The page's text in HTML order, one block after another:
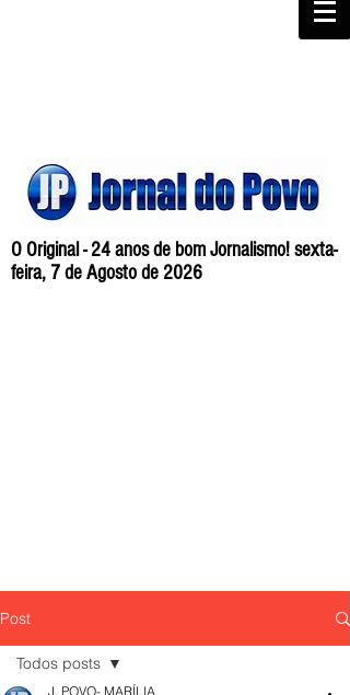
O Original - 24 anos de bom Jornalismo! sexta-
feira, 7 de Agosto de 2026
Post
Todos posts
J. POVO- MARÍLIA